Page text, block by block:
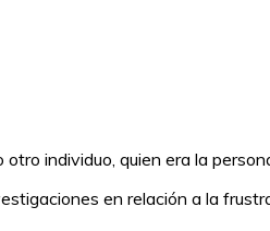
individuo, quien era la
en relación a la